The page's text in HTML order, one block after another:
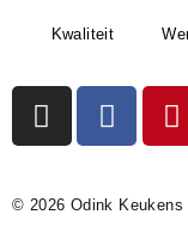
Kwaliteit
© 2026 Odink